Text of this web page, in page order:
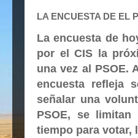
LA ENCUESTA DE EL
La encuesta de
por el CIS la
una vez al PSOE.
encuesta refleja
señalar una
PSOE, se
tiempo para votar,